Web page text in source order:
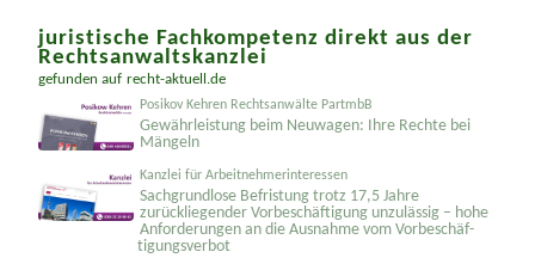
juristische Fachkompetenz direkt aus der
Rechtsanwaltskanzlei
gefunden auf recht-aktuell.de
Posikov Kehren Rechtsanwälte PartmbB
Gewährleistung beim Neuwagen: Ihre Rechte bei
Mängeln
Kanzlei für Arbeitnehmerinteressen
Sachgrundlose Befristung trotz 17,5 Jahre
zurückliegender Vorbeschäftigung unzulässig – hohe
Anforderungen an die Ausnahme vom Vorbeschäf­
tigungsverbot